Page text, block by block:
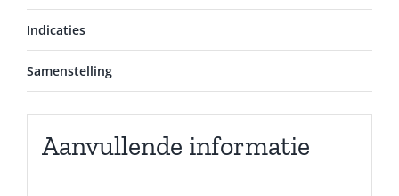
Indicaties
Samenstelling
Aanvullende informatie